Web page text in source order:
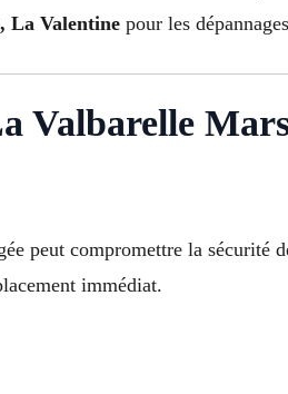
La Valentine pour les
Valbarelle
peut compromettre la sécurité
immédiat.